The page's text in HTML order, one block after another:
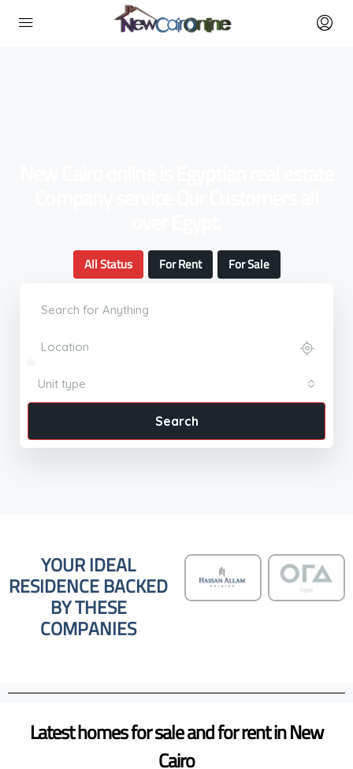
All Status For Rent For Sale
Unit type
Search
YOUR IDEAL
RESIDENCE BACKED
BY THESE
COMPANIES
Latest homes for sale and for rent in New
Cairo